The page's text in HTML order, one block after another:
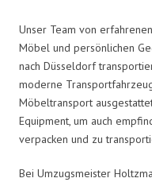
Unser Team von
Möbel und persönlichen
nach Düsseldorf
moderne
Möbeltransport
Equipment, um auch
verpacken und zu
Bei Umzugsmeister